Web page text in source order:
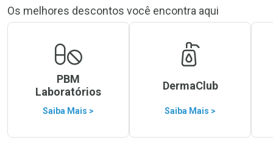
Os melhores descontos você encontra aqui
PBM
Laboratórios
Saiba Mais >
DermaClub
Saiba Mais >